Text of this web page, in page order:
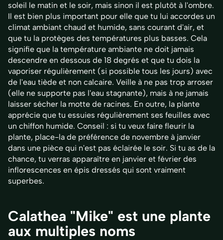
soleil le matin et le soir, mais sinon il est plutôt à l'ombre.
Il est bien plus important pour elle que tu lui accordes un
climat ambiant chaud et humide, sans courant d'air, et
que tu la protèges des températures plus basses. Cela
signifie que la température ambiante ne doit jamais
descendre en dessous de 18 degrés et que tu dois la
vaporiser régulièrement (si possible tous les jours) avec
de l'eau tiède et non calcaire. Veille à ne pas trop arroser
(elle ne supporte pas l'eau stagnante), mais à ne jamais
laisser sécher la motte de racines. En outre, la plante
apprécie que tu essuies régulièrement ses feuilles avec
un chiffon humide. Conseil : si tu veux faire fleurir la
plante, place-la de préférence de novembre à janvier
dans une pièce qui n'est pas éclairée le soir. Si tu as de la
chance, tu verras apparaître en janvier et février des
inflorescences en épis dressés qui sont vraiment
superbes.
Calathea "Mike" est une plante
aux multiples noms